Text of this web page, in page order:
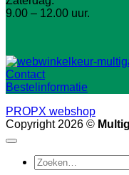
9.00 – 12.00 uur.
Contact
Bestelinformatie
PROPX webshop
Copyright 2026 ©
Zoeken